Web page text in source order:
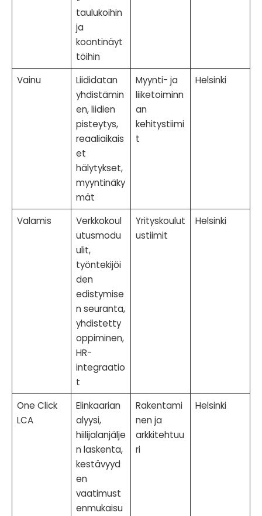
taulukoihin
ja
koontinäyt
töihin
Vainu
Liididatan
yhdistämin
en, liidien
pisteytys,
reaaliaikais
et
hälytykset,
myyntinäky
mät
Myynti- ja
liiketoiminn
an
kehitystiimi
t
Helsinki
Valamis
Verkkokoul
utusmodu
ulit,
työntekijöi
den
edistymise
n seuranta,
yhdistetty
oppiminen,
HR-
integraatio
t
Yrityskoulut
ustiimit
Helsinki
One Click
LCA
Elinkaarian
alyysi,
hiilijalanjälje
n laskenta,
kestävyyd
en
vaatimust
enmukaisu
Rakentami
nen ja
arkkitehtuu
ri
Helsinki